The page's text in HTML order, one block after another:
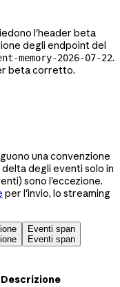
l'header beta
degli endpoint del
memory-2026-07-22.
beta corretto.
una convenzione
delta degli eventi solo in
sono l'eccezione.
per l'invio, lo streaming
Eventi span
Eventi span
Descrizione